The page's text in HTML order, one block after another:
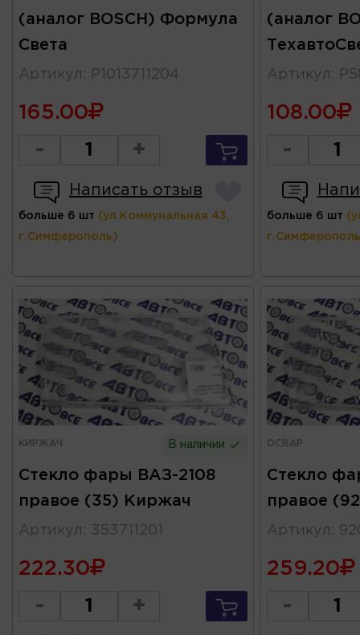
(аналог BOSCH) Формула
Света
Артикул : P1013711204
165.00
- +
Написать отзыв
больше 6 шт (ул.Коммунальная 43,
г.Симферополь)
(аналог
Артикул :
108.00
-
больше 6 шт
КИРЖАЧ В наличии
Стекло фары ВАЗ-2108
правое (35) Киржач
Артикул : 353711201
222.30
- +
ОСВАР
Стекло
правое
Артикул :
259.20
-